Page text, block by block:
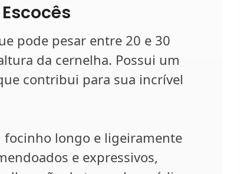
pode pesar entre 20 e 30
da cernelha. Possui um
contribui para sua incrível
focinho longo e ligeiramente
e expressivos,